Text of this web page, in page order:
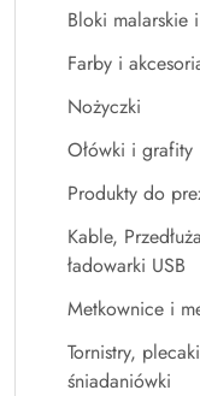
Bloki malarskie
Farby i
Nożyczki
Ołówki i grafity
Produkty do
Kable,
ładowarki USB
Metkownice i
Tornistry,
śniadaniówki